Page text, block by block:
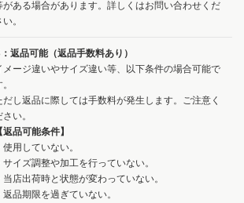
がある場合があります。詳しくはお問い合わせくだ
い。
返品可能（返品手数料あり）
メージ違いやサイズ違い等、以下条件の場合可能で
だし返品に際しては手数料が発生します。ご注意く
さい。
【返品可能条件】
使用していない。
サイズ調整や加工を行っていない。
当店出荷時と状態が変わっていない。
返品期限を過ぎていない。